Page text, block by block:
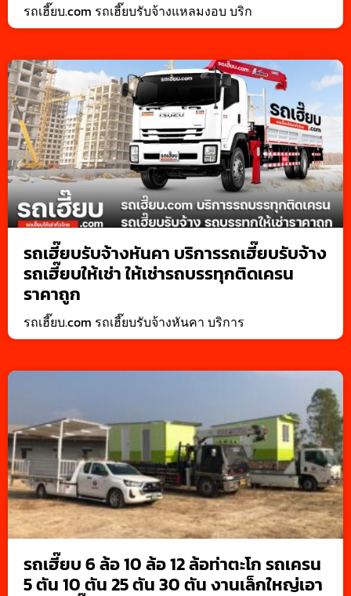
รถเฮี๊ยบ.com รถเฮี๊ยบรับจ้างแหลมงอบ บริก
รถเฮี๊ยบรับจ้างหันคา บริการรถเฮี๊ยบรับจ้าง
รถเฮี๊ยบให้เช่า ให้เช่ารถบรรทุกติดเครน
ราคาถูก
รถเฮี๊ยบ.com รถเฮี๊ยบรับจ้างหันคา บริการ
รถเฮี๊ยบ 6 ล้อ 10 ล้อ 12 ล้อท่าตะโก รถเครน
5 ตัน 10 ตัน 25 ตัน 30 ตัน งานเล็กใหญ่เอา